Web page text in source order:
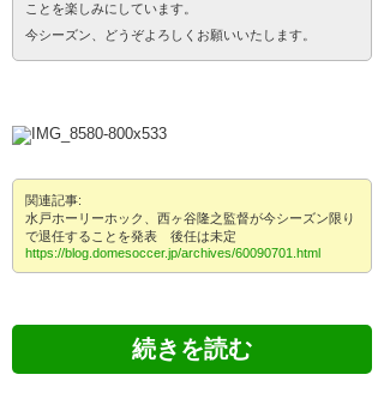
ことを楽しみにしています。
今シーズン、どうぞよろしくお願いいたします。
関連記事:
水戸ホーリーホック、西ヶ谷隆之監督が今シーズン限り
で退任することを発表 後任は未定
https://blog.domesoccer.jp/archives/60090701.html